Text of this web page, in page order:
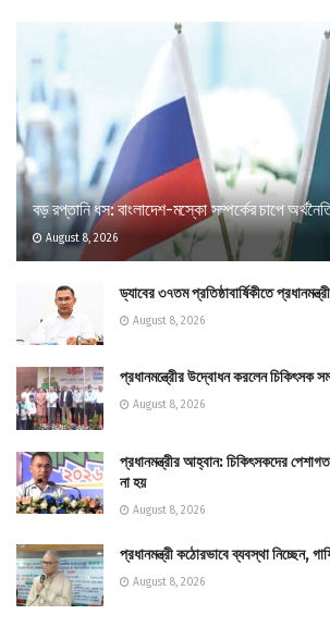
বড় রপ্তানি ধস: বাংলাদেশ-মস্কো সম্পর্কের চাপে
August 8, 2026
ড্যাবের ৩৭তম প্রতিষ্ঠাবার্ষিকীতে
August 8, 2026
প্রধানমন্ত্রীের উদ্বোধন করলেন চিকিৎসক
August 8, 2026
প্রধানমন্ত্রীর আহ্বান: চিকিৎসকদের পেশাগত
না হয়
August 8, 2026
প্রধানমন্ত্রী কঠোরভাবে ব্যবস্থা নিচ্ছেন,
August 8, 2026